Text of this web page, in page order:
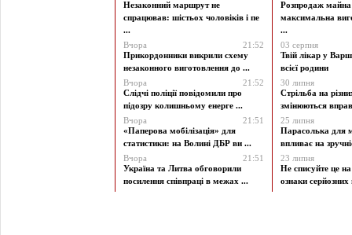
Незаконний маршрут не
спрацював: шістьох чоловіків і пе
...
Вчора
21:52
Прикордонники викрили схему
незаконного виготовлення до ...
Вчора
21:52
Слідчі поліції повідомили про
підозру колишньому енерге ...
Вчора
21:51
«Паперова мобілізація» для
статистики: на Волині ДБР ви ...
Вчора
21:51
Україна та Литва обговорили
посилення співпраці в межах ...
Розпродаж майна
максимальна
...
03 серпня
Твій лікар у
всієї родини
30 липня
Стрільба на
змінюються
25 липня
Парасолька для
впливає на
23 липня
Не списуйте це
ознаки